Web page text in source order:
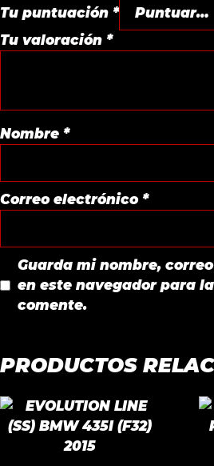
Tu puntuación *
Tu valoración *
Nombre *
Correo electrónico *
Guarda mi nombre,
en este navegador para
comente.
PRODUCTOS